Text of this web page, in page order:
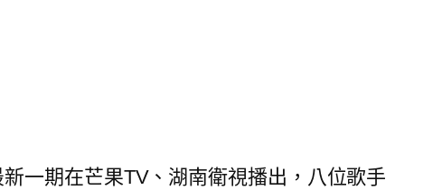
一期在芒果TV、湖南衛視播出，八位歌手